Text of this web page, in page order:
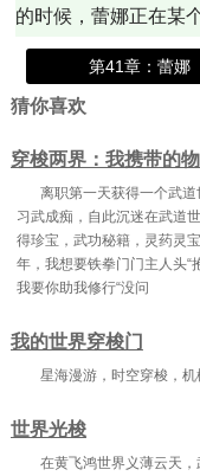
的时候，蕾娜正在某
第41章：蕾娜
猜你喜欢
穿梭两界：我携带的
离职第一天获得一个武
习武成痴，自此沉迷在武道
得珍宝，武功秘籍，灵药灵
年，我想要铁拳门门主人头“
我要你助我修行“没问
我的世界穿梭门
星海漫游，时空穿梭，机
世界光梭
在黄飞鸿世界义薄云天